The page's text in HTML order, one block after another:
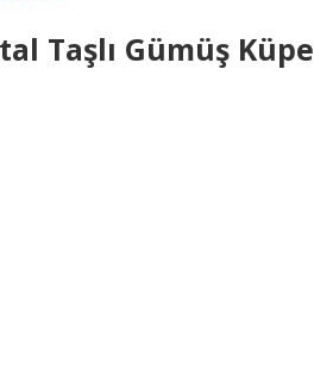
Taşlı Gümüş Küpe